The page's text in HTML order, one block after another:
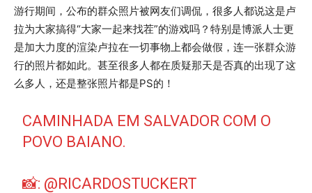
游行期间，公布的群众照片被网友们调侃，很多人都说这是卢
拉为大家搞得“大家一起来找茬”的游戏吗？特别是博派人士更
是加大力度的渲染卢拉在一切事物上都会做假，连一张群众游
行的照片都如此。甚至很多人都在质疑那天是否真的出现了这
么多人，还是整张照片都是PS的！
CAMINHADA EM SALVADOR COM O
POVO BAIANO.
📸: @RICARDOSTUCKERT